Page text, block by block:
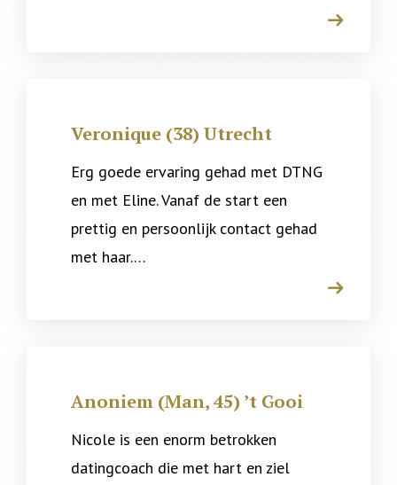
arrow
Veronique (38) Utrecht
Erg goede ervaring gehad met DTNG
en met Eline. Vanaf de start een
prettig en persoonlijk contact gehad
met haar.…
arrow
Anoniem (Man, 45) ’t Gooi
Nicole is een enorm betrokken
datingcoach die met hart en ziel